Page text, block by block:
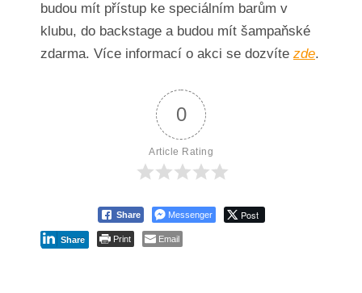
budou mít přístup ke speciálním barům v
klubu, do backstage a budou mít šampaňské
zdarma. Více informací o akci se dozvíte zde.
0
Article Rating
Share Messenger Post
Share Print Email